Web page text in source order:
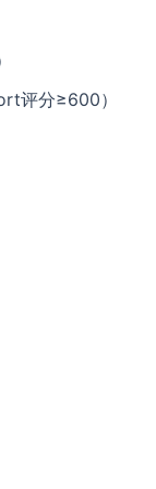
评分≥600）